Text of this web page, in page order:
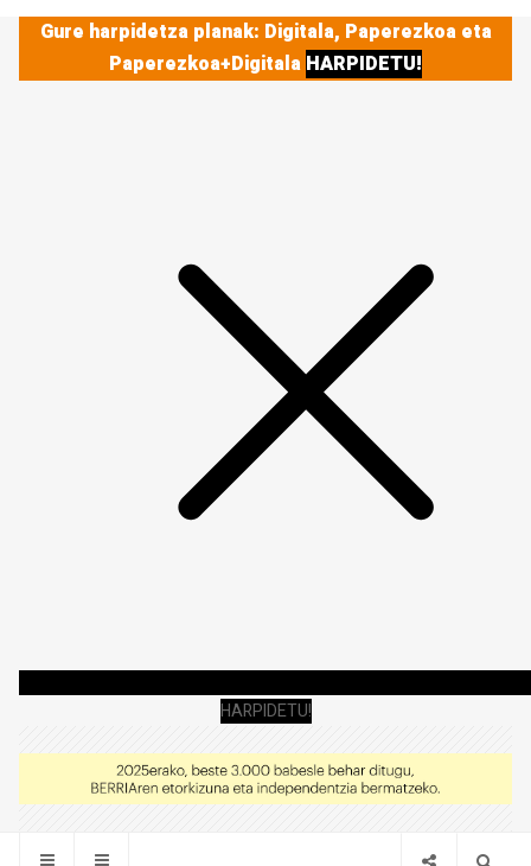
Gure harpidetza planak: Digitala, Paperezkoa eta
Paperezkoa+Digitala HARPIDETU!
HARPIDETU!